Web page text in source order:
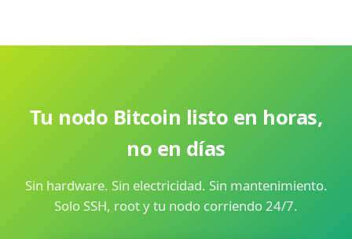
Tu nodo Bitcoin listo en horas,
no en días
Sin hardware. Sin electricidad. Sin mantenimiento.
Solo SSH, root y tu nodo corriendo 24/7.